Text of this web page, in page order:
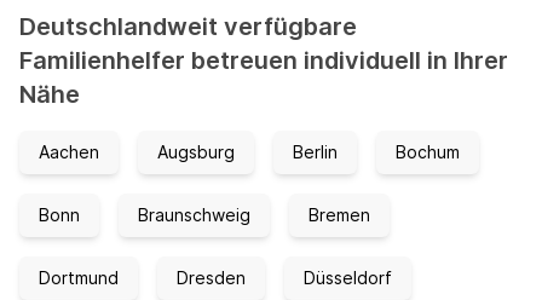
Deutschlandweit verfügbare
Familienhelfer betreuen individuell in Ihrer
Nähe
Aachen Augsburg Berlin Bochum
Bonn Braunschweig Bremen
Dortmund Dresden Düsseldorf